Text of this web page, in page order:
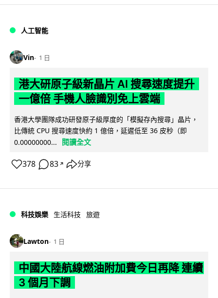
人工智能
Vin 1 日
港大研原子級新晶片 AI 搜尋速度提升
一億倍 手機人臉識別免上雲端
香港大學團隊成功研發原子級厚度的「模擬存內搜尋」晶片，
比傳統 CPU 搜尋速度快約 1 億倍，延遲低至 36 皮秒（即
0.00000000...
閱讀全文
378 83 ↗ 分享
科技娛樂 生活科技 旅遊
Lawton 1 日
中國大陸航線燃油附加費今日再降 連續
3 個月下調